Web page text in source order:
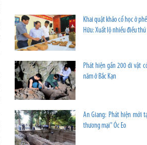
Khai quật khảo cổ học ở
Hữu: Xuất lộ nhiều điều thú
Phát hiện gần 200 di vật
năm ở Bắc Kạn
An Giang: Phát hiện mới
thương mại" Óc Eo